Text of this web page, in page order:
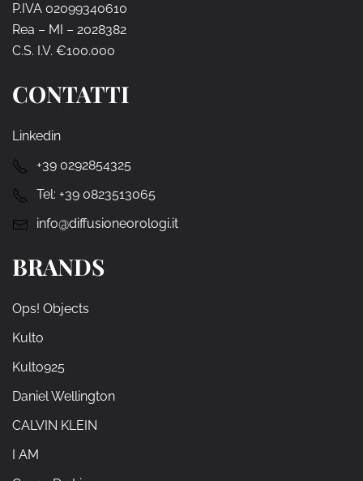
P.IVA 02099340610
Rea – MI – 2028382
C.S. I.V. €100.000
CONTATTI
Linkedin
+39 0292854325
Tel: +39 0823513065
info@diffusioneorologi.it
BRANDS
Ops! Objects
Kulto
Kulto925
Daniel Wellington
CALVIN KLEIN
I AM